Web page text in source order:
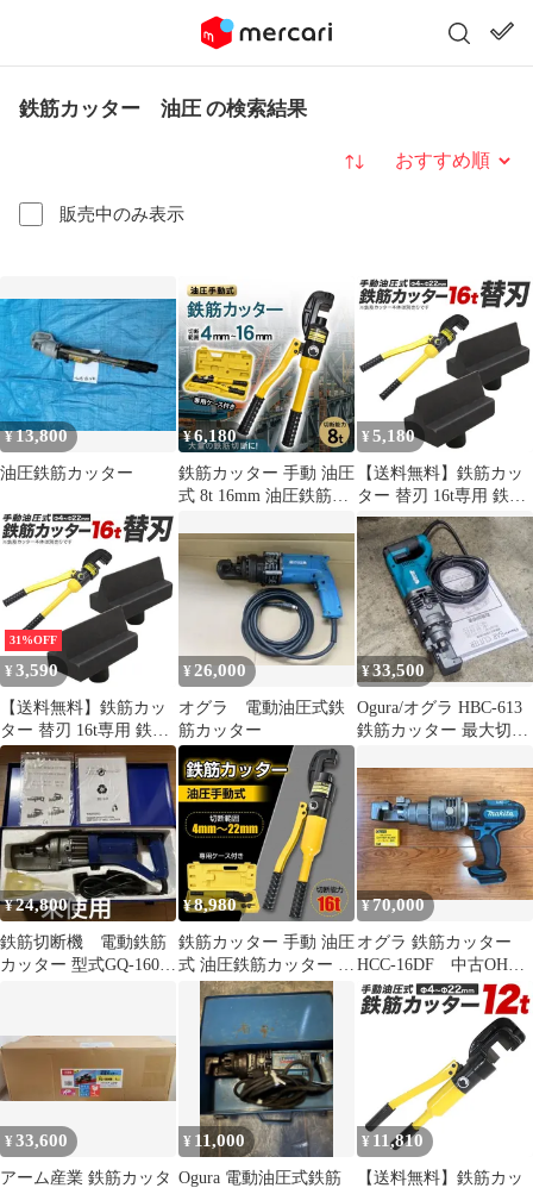
鉄筋カッター 油圧 の検索結果
販売中のみ表示
並び替え
¥13,800
油圧鉄筋カッター
¥6,180
鉄筋カッター 手動 油圧
式 8t 16mm 油圧鉄筋カ
切断 作業 工具 DIY 鉄
工 建築 土木 電源不要
専用ケース付き wk011
¥ 5,180
【送料無料】鉄筋カッ
ター 替刃 16t専用 鉄筋
カッター用替刃 切断能
力16t 切断4mm～22mm
2個セット A22K
31%OFF
¥ 3,590
【送料無料】鉄筋カッ
ター 替刃 16t専用 鉄筋
カッター用替刃 切断能
力16t 切断4mm～22mm
2個セット
¥26,000
オグラ 電動油圧式鉄
筋カッター
¥33,500
Ogura/オグラ HBC-613
鉄筋カッター 最大切断
¥24,800
鉄筋切断機 電動鉄筋
カッター 型式GQ-160
¥8,980
鉄筋カッター 手動 油圧
式 油圧鉄筋カッター レ
バーカッター 切断 16t
22mm 作業 工具 DIY 鉄
工 建築 土木 電源不要
専用ケース付き sg059
¥70,000
オグラ 鉄筋カッター
HCC-16DF 中古OH整
備品 ★モーター＆刃 新
品
¥33,600
アーム産業 鉄筋カッタ
¥ 11,000
Ogura 電動油圧式鉄筋
¥ 11,810
【送料無料】鉄筋カッ